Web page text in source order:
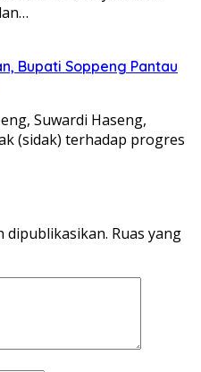
Bupati Soppeng Pantau
Suwardi Haseng,
(sidak) terhadap progres
dipublikasikan. Ruas yang